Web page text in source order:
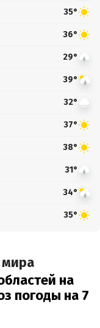
35°
36°
29°
39°
32°
37°
38°
31°
34°
35°
мира
на
погоды на 7